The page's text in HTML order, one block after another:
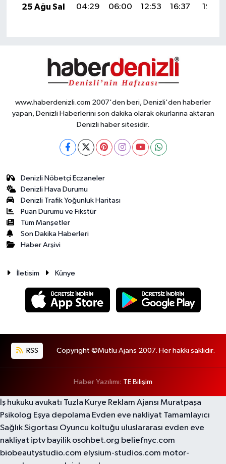
25 Ağu Sal
04:29 06:00 12:53 16:37 19:36
www.haberdenizli.com 2007'den beri, Denizli'den haberler
yapan, Denizli Haberlerini son dakika olarak okurlarına aktaran
Denizli haber sitesidir.
Denizli Nöbetçi Eczaneler
Denizli Hava Durumu
Denizli Trafik Yoğunluk Haritası
Puan Durumu ve Fikstür
Tüm Manşetler
Son Dakika Haberleri
Haber Arşivi
İletisim Künye
RSS Copyright ©Mutlu Ajans 2007. Her hakkı saklıdır.
Haber Yazılımı: TE Bilişim
İş hukuku avukatı Tuzla Kurye Reklam Ajansı Muratpaşa
Psikolog Eşya depolama Evden eve nakliyat Tamamlayıcı
Sağlık Sigortası Oyuncu koltuğu uluslararası evden eve
nakliyat iptv bayilik osohbet.org beliefnyc.com
biobeautystudio.com elysium-studios.com motor-